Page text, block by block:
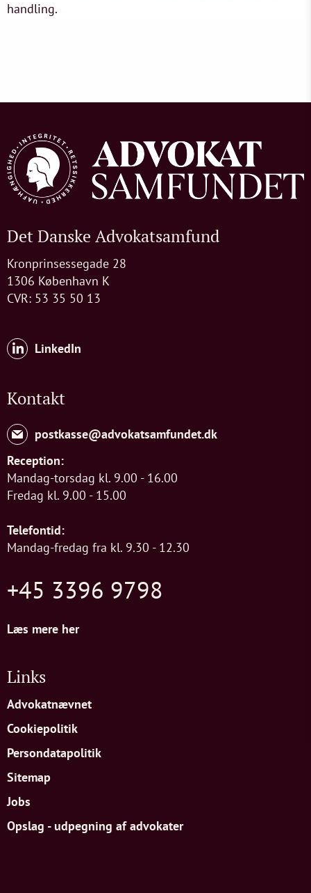
handling.
Det Danske Advokatsamfund
Kronprinsessegade 28
1306 København K
CVR: 53 35 50 13
LinkedIn
Kontakt
postkasse@advokatsamfundet.dk
Reception:
Mandag-torsdag kl. 9.00 - 16.00
Fredag kl. 9.00 - 15.00
Telefontid:
Mandag-fredag fra kl. 9.30 - 12.30
+45 3396 9798
Læs mere her
Links
Advokatnævnet
Cookiepolitik
Persondatapolitik
Sitemap
Jobs
Opslag - udpegning af advokater